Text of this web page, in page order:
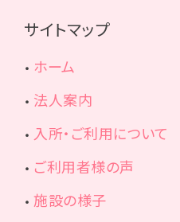
サイトマップ
ホーム
法人案内
入所・ご利用について
ご利用者様の声
施設の様子